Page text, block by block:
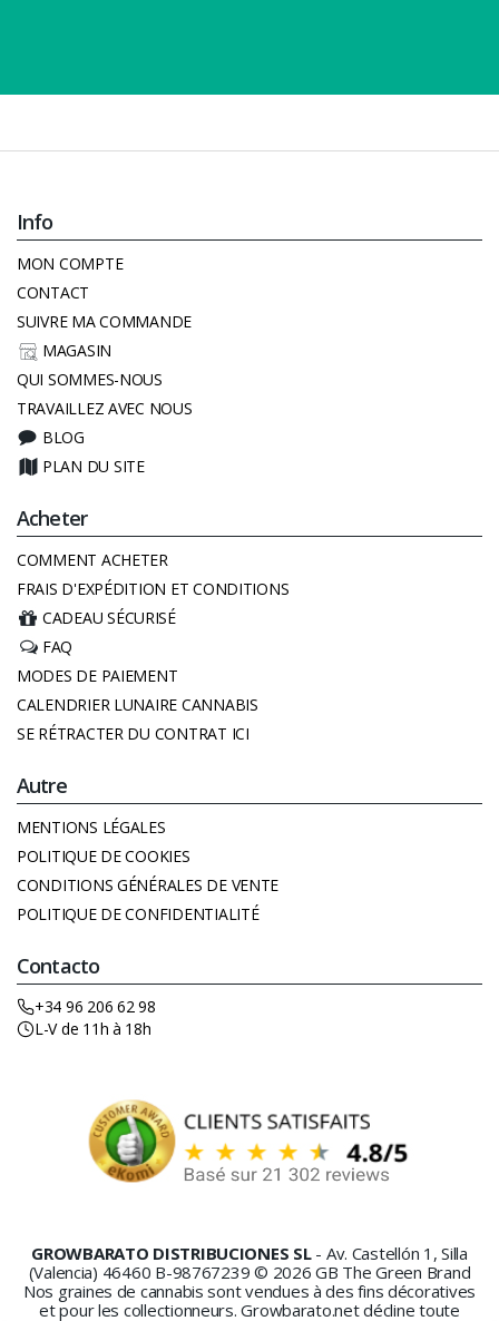
Info
MON COMPTE
CONTACT
SUIVRE MA COMMANDE
MAGASIN
QUI SOMMES-NOUS
TRAVAILLEZ AVEC NOUS
BLOG
PLAN DU SITE
Acheter
COMMENT ACHETER
FRAIS D'EXPÉDITION ET CONDITIONS
CADEAU SÉCURISÉ
FAQ
MODES DE PAIEMENT
CALENDRIER LUNAIRE CANNABIS
SE RÉTRACTER DU CONTRAT ICI
Autre
MENTIONS LÉGALES
POLITIQUE DE COOKIES
CONDITIONS GÉNÉRALES DE VENTE
POLITIQUE DE CONFIDENTIALITÉ
Contacto
+34 96 206 62 98
L-V de 11h à 18h
GROWBARATO DISTRIBUCIONES SL - Av. Castellón 1, Silla
(Valencia) 46460 B-98767239 © 2026 GB The Green Brand
Nos graines de cannabis sont vendues à des fins décoratives
et pour les collectionneurs. Growbarato.net décline toute